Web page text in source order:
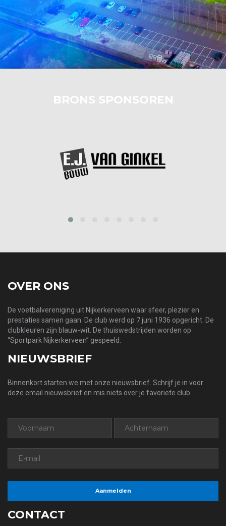
BRONS SPONSOREN
OVER ONS
De voetbalvereniging uit Nijkerkerveen waar sfeer, plezier en
prestaties samen gaan. De club werd op 7 juni 1936 opgericht. De
clubkleuren zijn blauw-wit. De thuiswedstrijden worden op
“Sportpark Nijkerkerveen” gespeeld.
NIEUWSBRIEF
Binnenkort starten we met onze nieuwsbrief. Schrijf je in voor
deze email nieuwsbrief en mis niets over je favoriete club.
CONTACT